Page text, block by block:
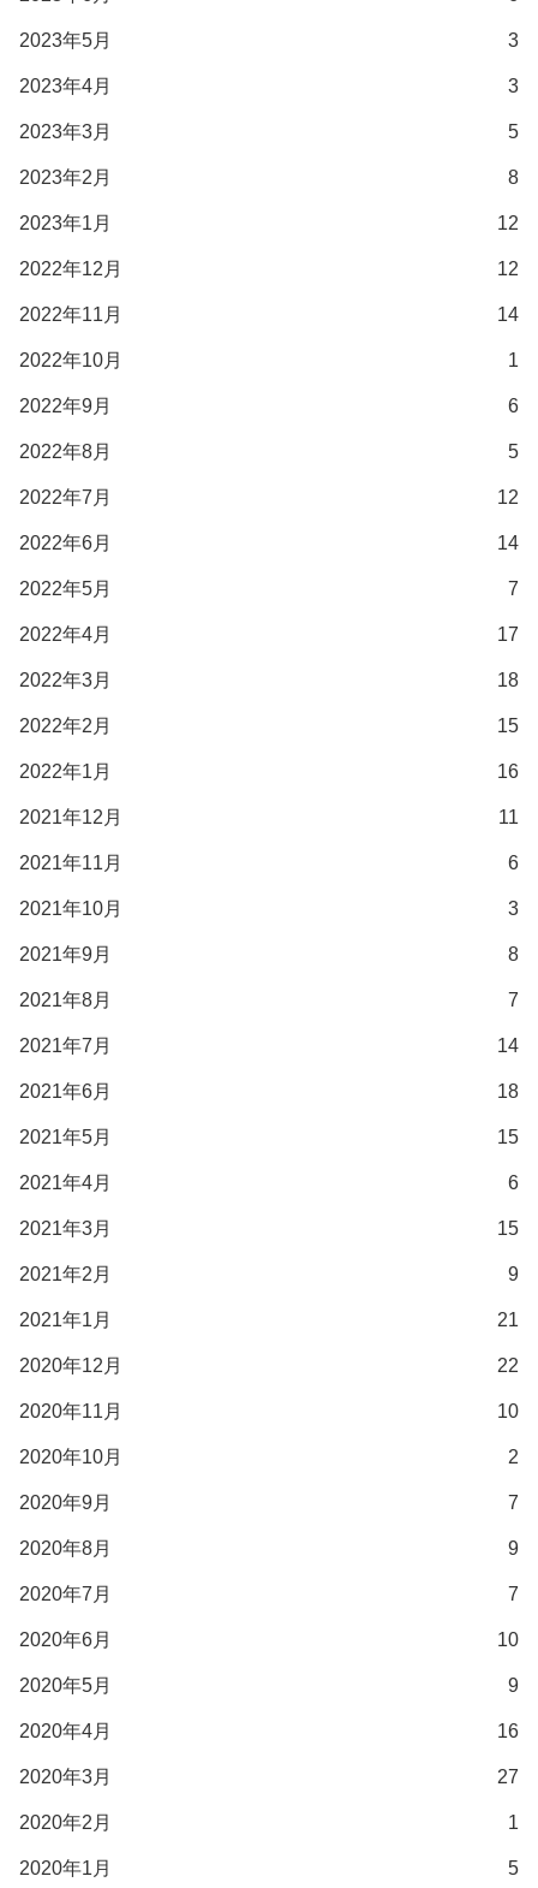
2023年5月 3
2023年4月 3
2023年3月 5
2023年2月 8
2023年1月 12
2022年12月 12
2022年11月 14
2022年10月 1
2022年9月 6
2022年8月 5
2022年7月 12
2022年6月 14
2022年5月 7
2022年4月 17
2022年3月 18
2022年2月 15
2022年1月 16
2021年12月 11
2021年11月 6
2021年10月 3
2021年9月 8
2021年8月 7
2021年7月 14
2021年6月 18
2021年5月 15
2021年4月 6
2021年3月 15
2021年2月 9
2021年1月 21
2020年12月 22
2020年11月 10
2020年10月 2
2020年9月 7
2020年8月 9
2020年7月 7
2020年6月 10
2020年5月 9
2020年4月 16
2020年3月 27
2020年2月 1
2020年1月 5